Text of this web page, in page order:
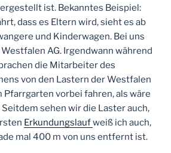
ist. Bekanntes Beispiel:
dass es Eltern wird, sieht es ab
und Kinderwagen. Bei uns
AG. Irgendwann während
die Mitarbeiter des
von den Lastern der Westfalen
Pfarrgarten vorbei fahren, als wäre
sehen wir die Laster auch,
Erkundungslaufweiß ich auch,
mal 400 m von uns entfernt ist.